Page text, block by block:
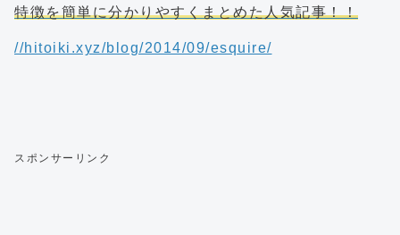
特徴を簡単に分かりやすくまとめた人気記事！！
//hitoiki.xyz/blog/2014/09/esquire/
スポンサーリンク